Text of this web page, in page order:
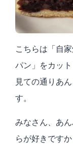
こちらは「自
パン」をカット
見ての通りあ
す。
みなさん、あ
らが好きですか